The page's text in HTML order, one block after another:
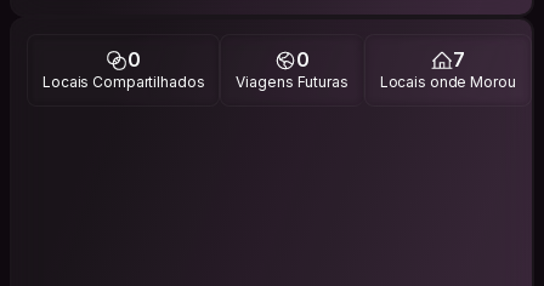
0
Locais Compartilhados
0
Viagens Futuras
7
Locais onde Morou